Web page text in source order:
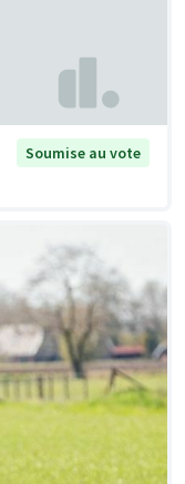
Soumise au vote